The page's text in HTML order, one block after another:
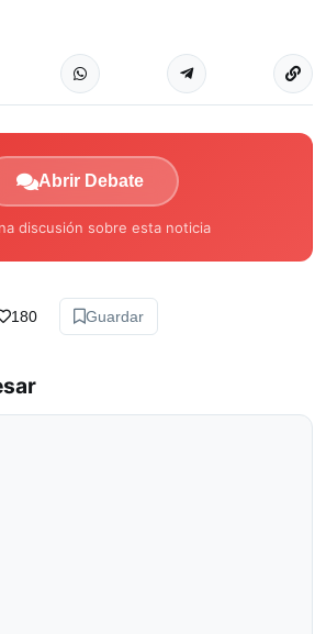
Abrir Debate
discusión sobre esta noticia
180 Guardar